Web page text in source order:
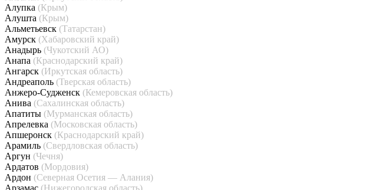
Алупка (Крым)
Алушта (Крым)
Альметьевск (Татарстан)
Амурск (Хабаровский край)
Анадырь (Чукотский АО)
Анапа (Краснодарский край)
Ангарск (Иркутская область)
Андреаполь (Тверская область)
Анжеро-Судженск (Кемеровская область)
Анива (Сахалинская область)
Апатиты (Мурманская область)
Апрелевка (Московская область)
Апшеронск (Краснодарский край)
Арамиль (Свердловская область)
Аргун (Чечня)
Ардатов (Мордовия)
Ардон (Северная Осетия — Алания)